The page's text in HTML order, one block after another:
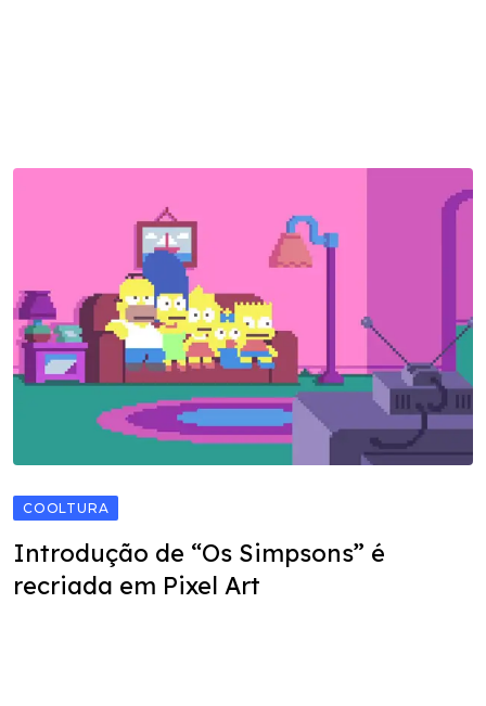
COOLTURA
Introdução de “Os Simpsons” é
recriada em Pixel Art